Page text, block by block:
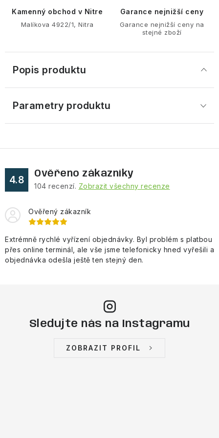
Kamenný obchod v Nitre
Malíkova 4922/1, Nitra
Garance nejnižší ceny
Garance nejnižší ceny na
stejné zboží
Popis produktu
Parametry produktu
4.8
Ověřeno zákazníky
104 recenzí. Zobrazit všechny recenze
Ověřený zákazník
Extrémně rychlé vyřízení objednávky. Byl problém s platbou
přes online terminál, ale vše jsme telefonicky hned vyřešili a
objednávka odešla ještě ten stejný den.
Sledujte nás na Instagramu
ZOBRAZIT PROFIL